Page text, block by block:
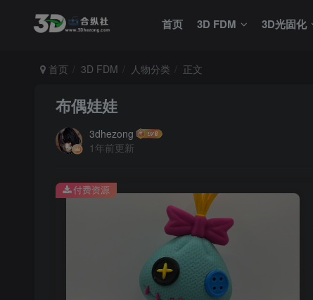
首页 3D FDM 3D光固化
首页 3D FDM 人物分类 正文
布偶娃娃
3dhezong
1年前更新
付费资源